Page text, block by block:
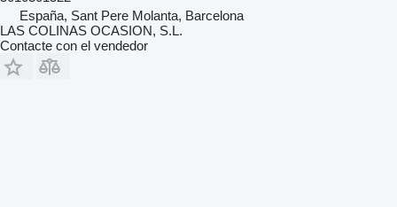
España, Sant Pere Molanta, Barcelona
LAS COLINAS OCASION, S.L.
Contacte con el vendedor